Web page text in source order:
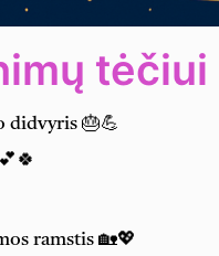
tėčiui
didvyris 🎂💪
ramstis 🏡💖